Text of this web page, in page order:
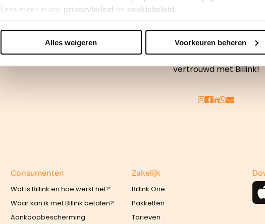
Lees meer in ons privacybeleid en cookiebeleid.
We werken samen met42 derden die uw gegevens kunnen ontvangen en
Alles weigeren Voorkeuren beheren
Achteraf betalen doe je
vertrouwd met Billink!
Consumenten
Wat is Billink en hoe werkt het?
Waar kan ik met Billink betalen?
Aankoopbescherming
Zakelijk
Billink One
Pakketten
Tarieven